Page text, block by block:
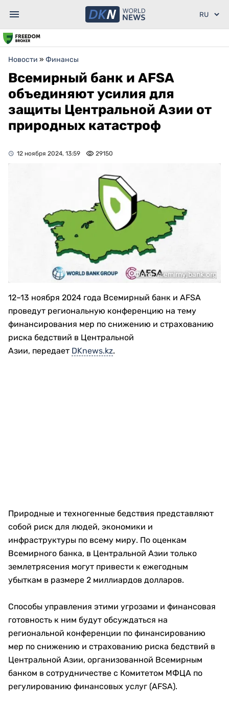
Новости » Финансы
Всемирный банк и AFSA
объединяют усилия для
защиты Центральной Азии от
природных катастроф
12 ноября 2024, 13:59 29150
Фото: vsemirnyjbank.org
12–13 ноября 2024 года Всемирный банк и AFSA
проведут региональную конференцию на тему
финансирования мер по снижению и страхованию
риска бедствий в Центральной
Азии, передает DKnews.kz.
Природные и техногенные бедствия представляют
собой риск для людей, экономики и
инфраструктуры по всему миру. По оценкам
Всемирного банка, в Центральной Азии только
землетрясения могут привести к ежегодным
убыткам в размере 2 миллиардов долларов.
Способы управления этими угрозами и финансовая
готовность к ним будут обсуждаться на
региональной конференции по финансированию
мер по снижению и страхованию риска бедствий в
Центральной Азии, организованной Всемирным
банком в сотрудничестве с Комитетом МФЦА по
регулированию финансовых услуг (AFSA).